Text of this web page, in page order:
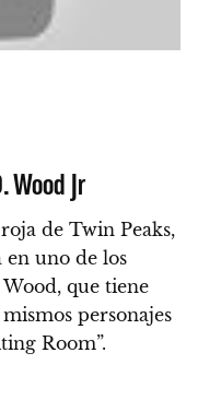
Wood Jr
de Twin Peaks,
en uno de los
que tiene
personajes
Room”.